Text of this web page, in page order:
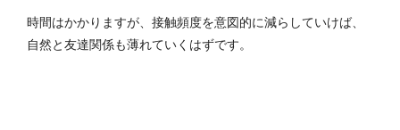
時間はかかりますが、接触頻度を意図的に減らしていけば、
自然と友達関係も薄れていくはずです。